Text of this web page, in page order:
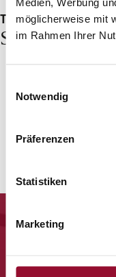
möglicherweise mit
im Rahmen Ihrer
Notwendig
Präferenzen
Statistiken
Marketing
Trennwandsystem 2000
Sparkasse,